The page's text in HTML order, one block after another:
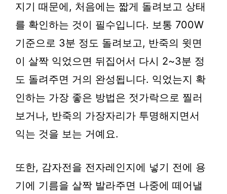
지기 때문에, 처음에는 짧게 돌려보고 상태
를 확인하는 것이 필수입니다. 보통 700W
기준으로 3분 정도 돌려보고, 반죽의 윗면
이 살짝 익었으면 뒤집어서 다시 2~3분 정
도 돌려주면 거의 완성됩니다. 익었는지 확
인하는 가장 좋은 방법은 젓가락으로 찔러
보거나, 반죽의 가장자리가 투명해지면서
익는 것을 보는 거예요.
또한, 감자전을 전자레인지에 넣기 전에 용
기에 기름을 살짝 발라주면 나중에 떼어낼